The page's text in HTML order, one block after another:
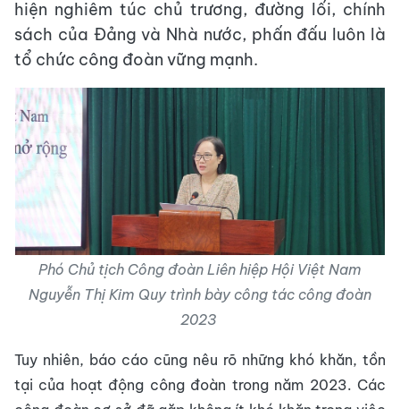
hiện nghiêm túc chủ trương, đường lối, chính
sách của Đảng và Nhà nước, phấn đấu luôn là
tổ chức công đoàn vững mạnh.
Phó Chủ tịch Công đoàn Liên hiệp Hội Việt Nam
Nguyễn Thị Kim Quy trình bày công tác công đoàn
2023
Tuy nhiên, báo cáo cũng nêu rõ những khó khăn, tồn
tại của hoạt động công đoàn trong năm 2023. Các